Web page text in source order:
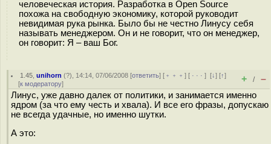
человеческая история. Разработка в Open Source
похожа на свободную экономику, которой руководит
невидимая рука рынка. Было бы не честно Линусу себя
называть менеджером. Он и не говорит, что он менеджер,
он говорит: Я – ваш Бог.
1.45 ,unihorn (?), 14:14, 07/06/2008 [ответить] [ ﹢﹢﹢] [ · · ·][↓] [↑]
[к модератору] + / –
Линус, уже давно далек от политики, и занимается именно
ядром (за что ему честь и хвала). И все его фразы, допускаю
не всегда удачные, но именно шутки.
А это: